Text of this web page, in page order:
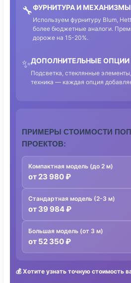
🔧ФУРНИТУРА И МЕХАНИЗМЫ
Используем фурнитуру Blum,
более бюджетные аналоги.
дороже на 15-20%.
✨ДОПОЛНИТЕЛЬНЫЕ ОПЦИИ
Подсветка, стеклянные
техника — каждая опция
ПРИМЕРЫ СТОИМОСТИ
ПРОЕКТОВ:
Компактная модель (до 2 м)
от 23 980 ₽
Стандартная модель (2-3 м)
от 39 984 ₽
Большая модель (от 3 м)
от 52 350 ₽
💰Хотите узнать точную стоимость